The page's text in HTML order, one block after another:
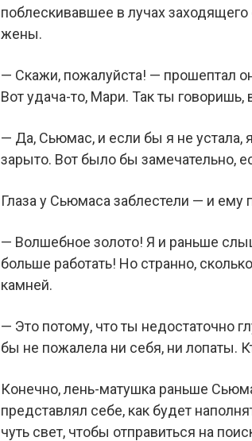
поблескивавшее в лучах заходящего
жены.
— Скажи, пожалуйста! — прошептал
Вот удача-то, Мари. Так ты говоришь,
— Да, Сьюмас, и если бы я не устала,
зарыто. Вот было бы замечательно,
Глаза у Сьюмаса заблестели — и
— Волшебное золото! Я и раньше
больше работать! Но странно,
камней.
— Это потому, что ты недостаточно
бы не пожалела ни себя, ни лопаты.
Конечно, лень-матушка раньше
представлял себе, как будет
чуть свет, чтобы отправиться на